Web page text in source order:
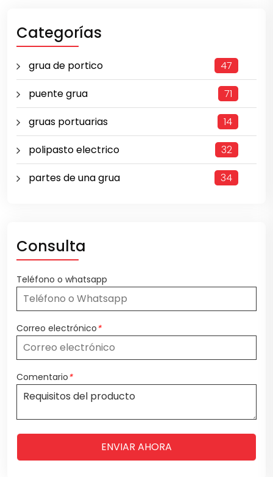
Categorías
grua de portico
47
puente grua
71
gruas portuarias
14
polipasto electrico
32
partes de una grua
34
Consulta
Teléfono o whatsapp
Correo electrónico*
Comentario*
ENVIAR AHORA